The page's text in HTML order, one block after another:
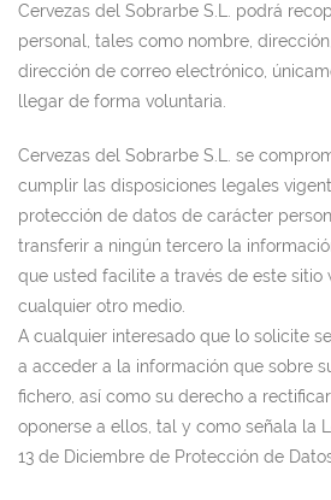
Cervezas del Sobrarbe S.L. podrá
personal, tales como nombre,
dirección de correo electrónico,
llegar de forma voluntaria.
Cervezas del Sobrarbe S.L. se
cumplir las disposiciones legales
protección de datos de carácter
transferir a ningún tercero la
que usted facilite a través de este sitio
cualquier otro medio.
A cualquier interesado que lo solicite
a acceder a la información que sobre
fichero, así como su derecho a
oponerse a ellos, tal y como señala la
13 de Diciembre de Protección de